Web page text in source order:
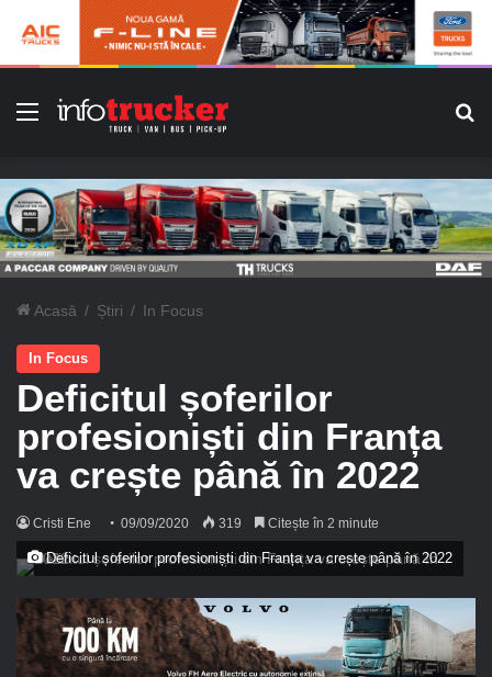
Meniu
Acasă / Știri / In Focus
In Focus
Deficitul șoferilor
profesioniști din Franța
va crește până în 2022
Cristi Ene 09/09/2020 319 Citește în 2 minute
Deficitul șoferilor profesioniști din Franța va crește până în 2022